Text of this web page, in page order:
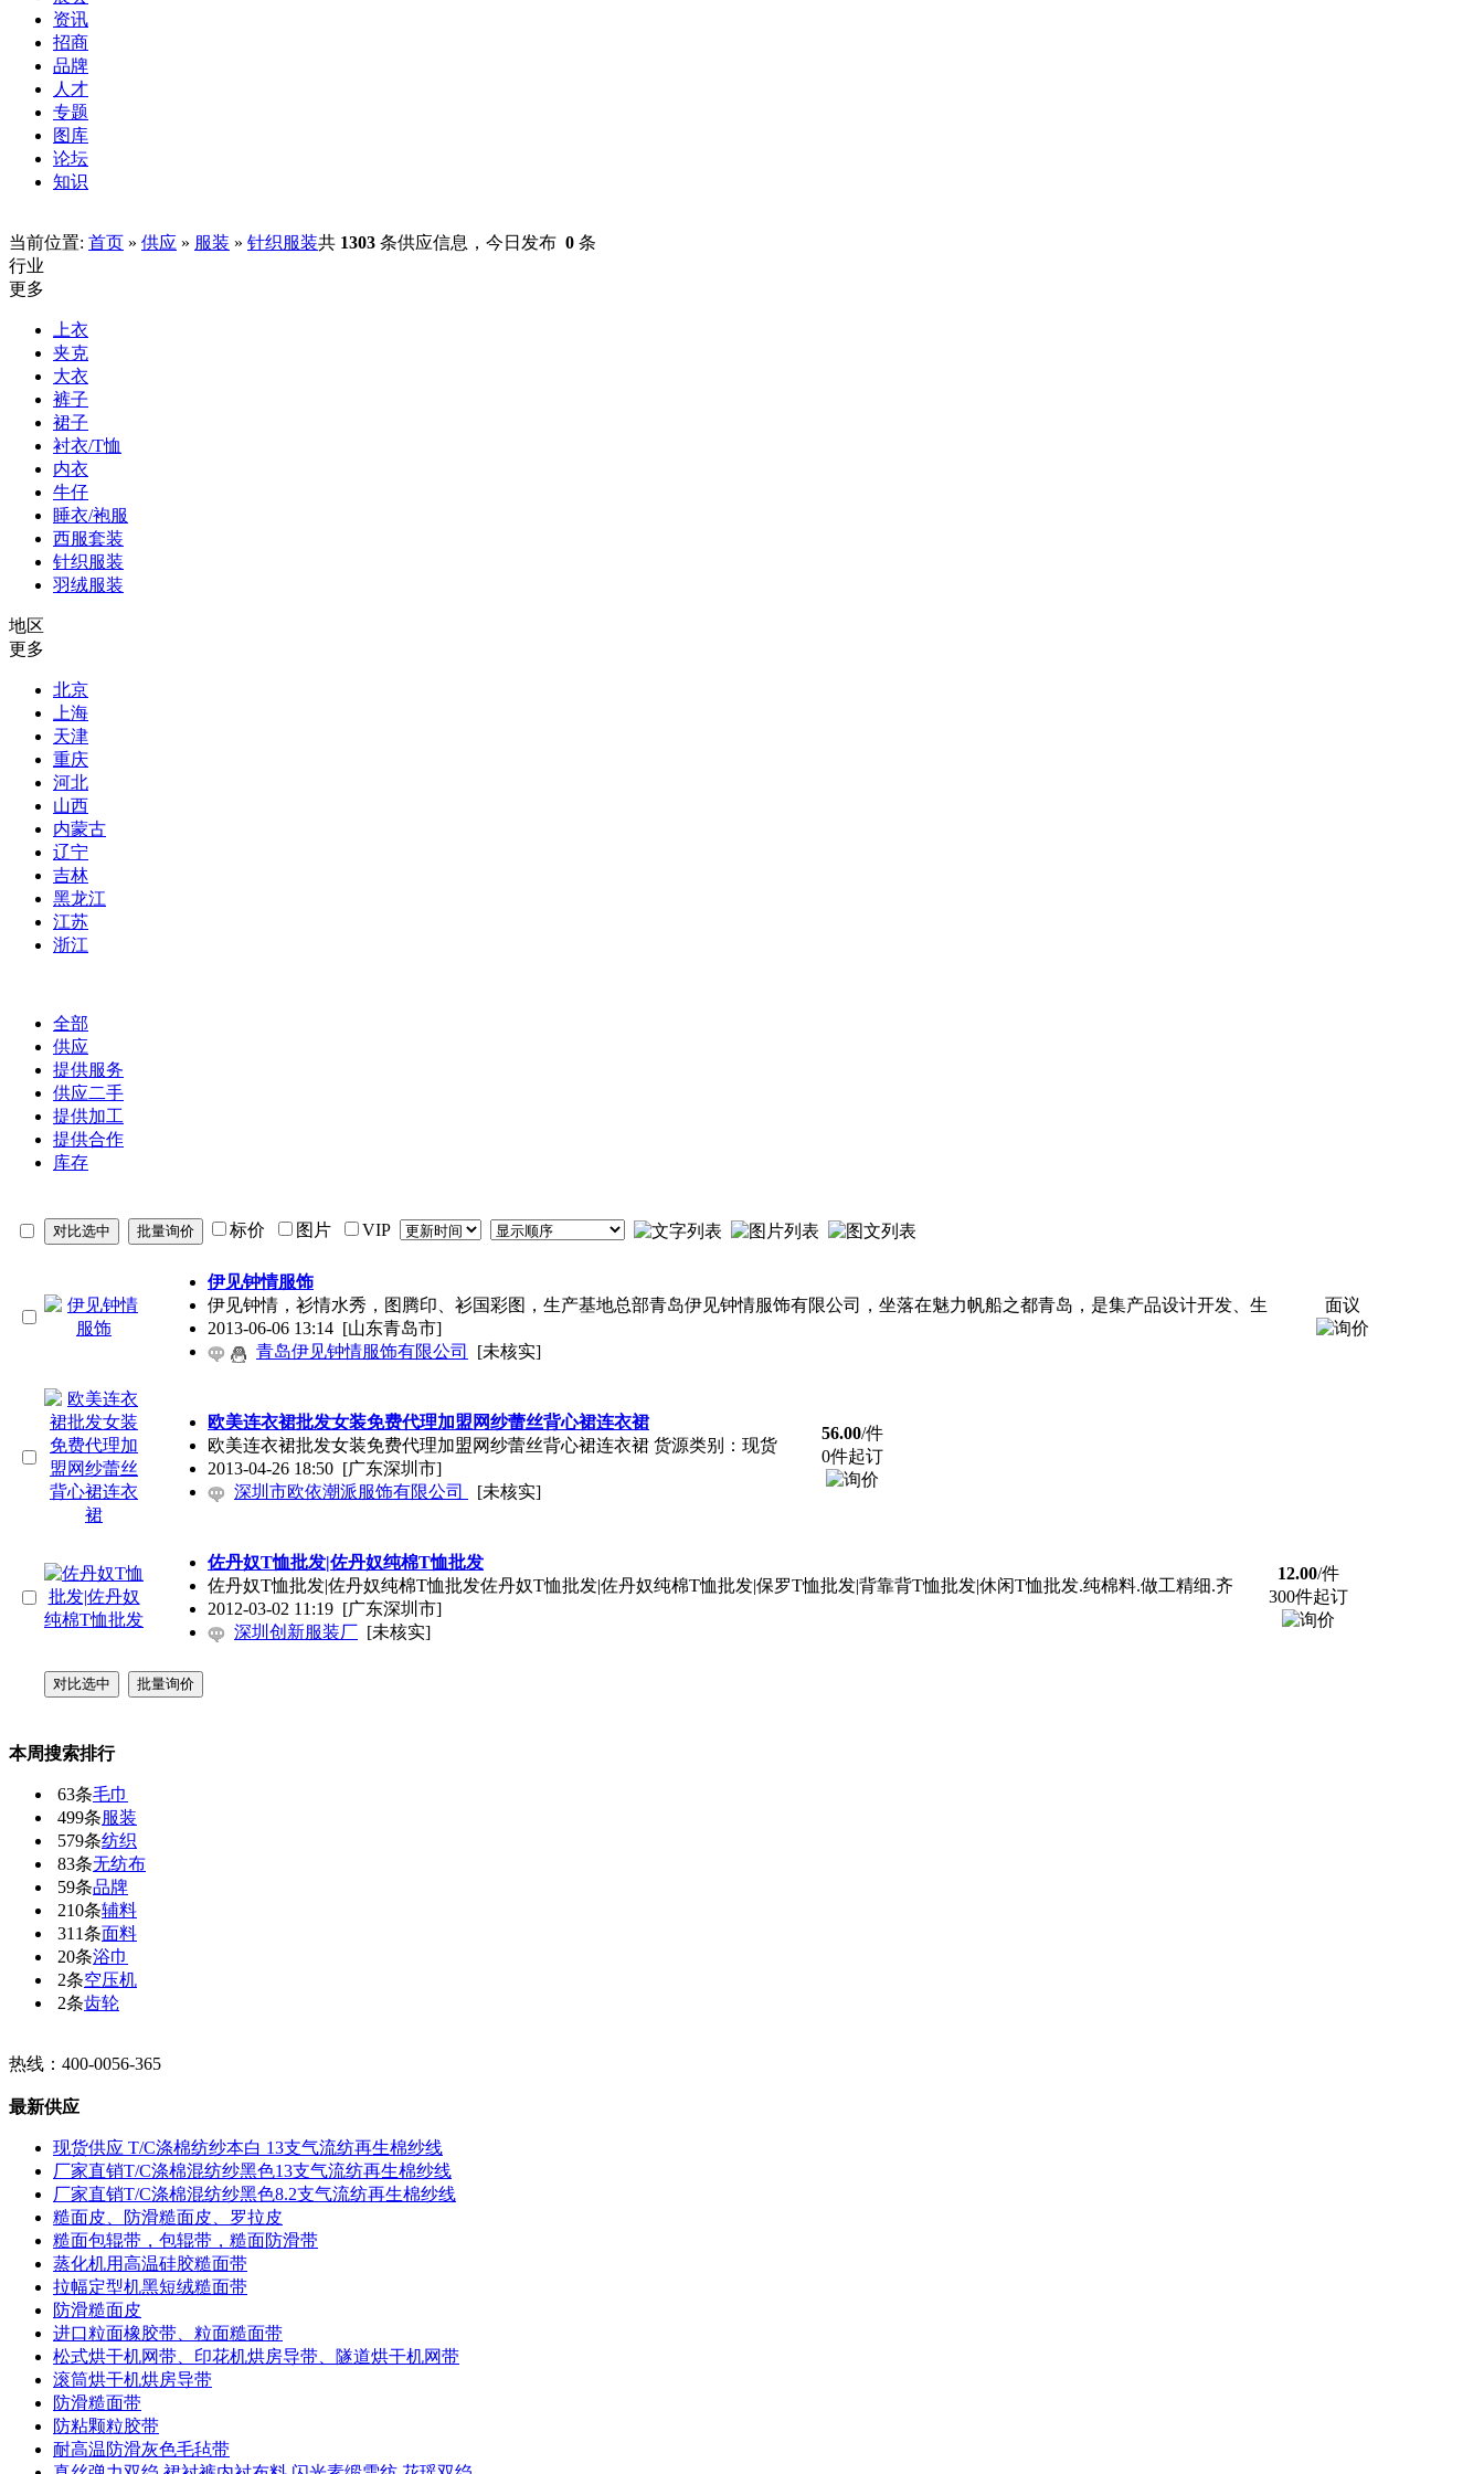
资讯
招商
品牌
人才
专题
图库
论坛
知识
当前位置: 首页 » 供应 » 服装 » 针织服装共 1303 条供应信息，今日发布 0 条
行业
更多
上衣
夹克
大衣
裤子
裙子
衬衣/T恤
内衣
牛仔
睡衣/袍服
西服套装
针织服装
羽绒服装
地区
更多
北京
上海
天津
重庆
河北
山西
内蒙古
辽宁
吉林
黑龙江
江苏
浙江
全部
供应
提供服务
供应二手
提供加工
提供合作
库存
标价 图片 VIP
伊见钟情服饰
伊见钟情，衫情水秀，图腾印、衫国彩图，生产基地总部青岛伊见钟情服饰有限公司，坐落在魅力帆船之都青岛，是集产品设计开发、生
2013-06-06 13:14 [山东青岛市]
青岛伊见钟情服饰有限公司
[未核实]
面议
欧美连衣裙批发女装免费代理加盟网纱蕾丝背心裙连衣裙
欧美连衣裙批发女装免费代理加盟网纱蕾丝背心裙连衣裙 货源类别：现货
2013-04-26 18:50 [广东深圳市]
深圳市欧依潮派服饰有限公司
[未核实]
56.00/件
0件起订
佐丹奴T恤批发|佐丹奴纯棉T恤批发
佐丹奴T恤批发|佐丹奴纯棉T恤批发佐丹奴T恤批发|佐丹奴纯棉T恤批发|保罗T恤批发|背靠背T恤批发|休闲T恤批发.纯棉料.做工精细.齐
2012-03-02 11:19 [广东深圳市]
深圳创新服装厂 [未核实]
12.00/件
300件起订
本周搜索排行
63条毛巾
499条服装
579条纺织
83条无纺布
59条品牌
210条辅料
311条面料
20条浴巾
2条空压机
2条齿轮
热线：400-0056-365
最新供应
现货供应 T/C涤棉纺纱本白 13支气流纺再生棉纱线
厂家直销T/C涤棉混纺纱黑色13支气流纺再生棉纱线
厂家直销T/C涤棉混纺纱黑色8.2支气流纺再生棉纱线
糙面皮、防滑糙面皮、罗拉皮
糙面包辊带，包辊带，糙面防滑带
蒸化机用高温硅胶糙面带
拉幅定型机黑短绒糙面带
防滑糙面皮
进口粒面橡胶带、粒面糙面带
松式烘干机网带、印花机烘房导带、隧道烘干机网带
滚筒烘干机烘房导带
防滑糙面带
防粘颗粒胶带
耐高温防滑灰色毛毡带